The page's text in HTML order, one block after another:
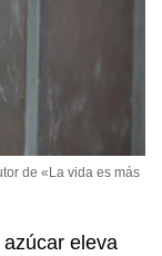
de «La vida es más
eleva